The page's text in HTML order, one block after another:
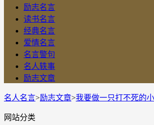
励志名言
读书名言
经典名言
爱情名言
名言警句
名人轶事
励志文章
名人名言>励志文章>我要做一只打不死的
网站分类